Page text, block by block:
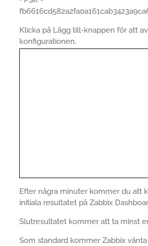
Klicka på Lägg till-knappen för att
konfigurationen.
Efter några minuter kommer du att
initiala resultatet på Zabbix
Slutresultatet kommer att ta minst
Som standard kommer Zabbix